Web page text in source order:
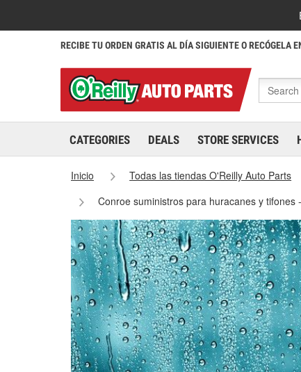
RECIBE TU ORDEN GRATIS AL DÍA SIGUIENTE O RECÓGELA
CATEGORIES DEALS STORE SERVICES
Inicio Todas las tiendas O'Reilly Auto Parts
Conroe suministros para huracanes y tifones